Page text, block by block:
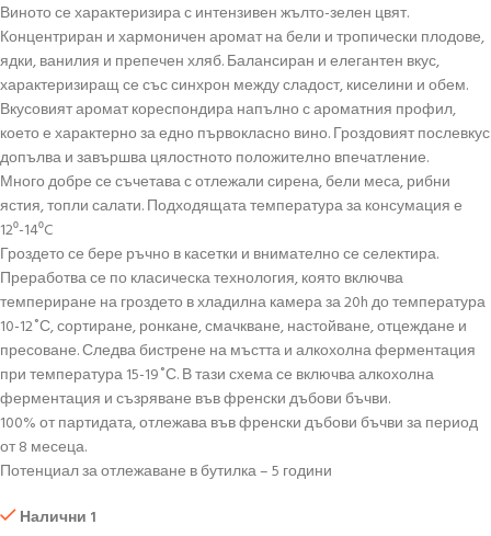
Виното се характеризира с интензивен жълто-зелен цвят.
Концентриран и хармоничен аромат на бели и тропически плодове,
ядки, ванилия и препечен хляб. Балансиран и елегантен вкус,
характеризиращ се със синхрон между сладост, киселини и обем.
Вкусовият аромат кореспондира напълно с ароматния профил,
което е характерно за едно първокласно вино. Гроздовият послевкус
допълва и завършва цялостното положително впечатление.
Много добре се съчетава с отлежали сирена, бели меса, рибни
ястия, топли салати. Подходящата температура за консумация е
12⁰-14⁰C
Гроздето се бере ръчно в касетки и внимателно се селектира.
Преработва се по класическа технология, която включва
темпериране на гроздето в хладилна камера за 20h до температура
10-12˚С, сортиране, ронкане, смачкване, настойване, отцеждане и
пресоване. Следва бистрене на мъстта и алкохолна ферментация
при температура 15-19˚С. В тази схема се включва алкохолна
ферментация и съзряване във френски дъбови бъчви.
100% от партидата, отлежава във френски дъбови бъчви за период
от 8 месеца.
Потенциал за отлежаване в бутилка – 5 години
Налични 1